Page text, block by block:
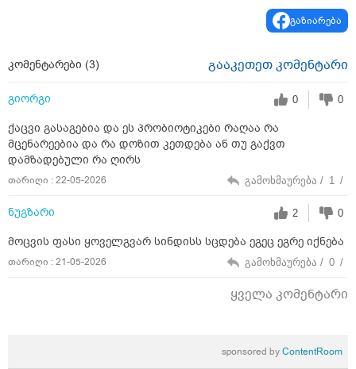
გაზიარება
კომენტარები (3) გააკეთეთ კომენტარი
გიორგი 0 0
ქაცვი გასაგებია და ეს პრობიოტიკები რაღაა რა
მცენარეებია და რა დოზით კეთდება ან თუ გაქვთ
დამზადებული რა ღირს
თარიღი : 22-05-2026 გამოხმაურება / 1 /
ნუგზარი 2 0
მოცვის ფასი ყოველგვარ სინდისს სცდება ეგეც ეგრე იქნება
თარიღი : 21-05-2026 გამოხმაურება / 0 /
ყველა კომენტარი
sponsored byContentRoom